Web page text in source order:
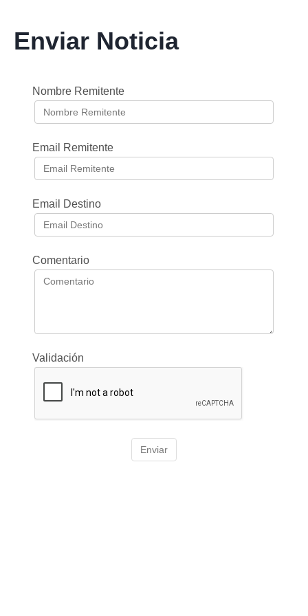
Enviar Noticia
Nombre Remitente
Email Remitente
Email Destino
Comentario
Validación